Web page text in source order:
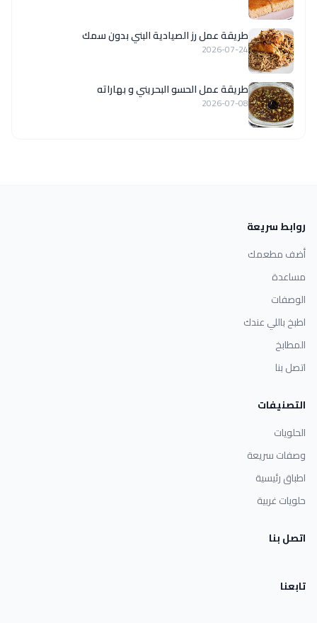
طريقة عمل رز الصيادية البني بدون سمك
2026-07-24
طريقة عمل الحسو البحريني و بهاراته
2026-07-08
روابط سريعة
أضف مطعمك
مساعدة
الوصفات
اطبخ باللي عندك
المطابخ
اتصل بنا
التصنيفات
الحلويات
وصفات سريعة
اطباق رئيسية
حلويات غربية
اتصل بنا
تابعنا